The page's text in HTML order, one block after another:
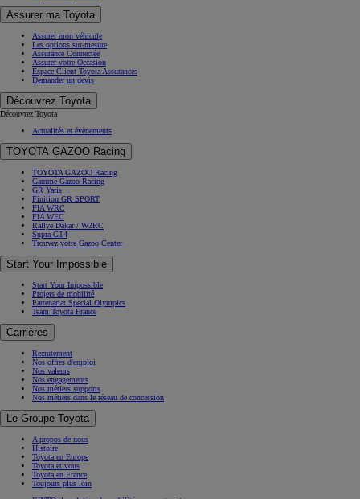
Assurer ma Toyota
Assurer mon véhicule
Les options sur-mesure
Assurance Connectée
Assurer votre Occasion
Espace Client Toyota Assurances
Demander un devis
Découvrez Toyota
Découvrez Toyota
Actualités et évènements
TOYOTA GAZOO Racing
TOYOTA GAZOO Racing
Gamme Gazoo Racing
GR Yaris
Finition GR SPORT
FIA WRC
FIA WEC
Rallye Dakar / W2RC
Supra GT4
Trouvez votre Gazoo Center
Start Your Impossible
Start Your Impossible
Projets de mobilité
Partenariat Special Olympics
Team Toyota France
Carrières
Recrutement
Nos offres d'emploi
Nos valeurs
Nos engagements
Nos métiers supports
Nos métiers dans le réseau de concession
Le Groupe Toyota
A propos de nous
Histoire
Toyota en Europe
Toyota et vous
Toyota en France
Toujours plus loin